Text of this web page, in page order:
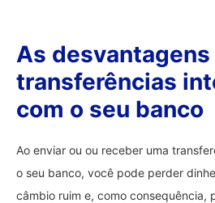
As desvantagens
transferências
com o seu banco
Ao enviar ou ou receber uma
o seu banco, você pode perder
câmbio ruim e, como consequência,